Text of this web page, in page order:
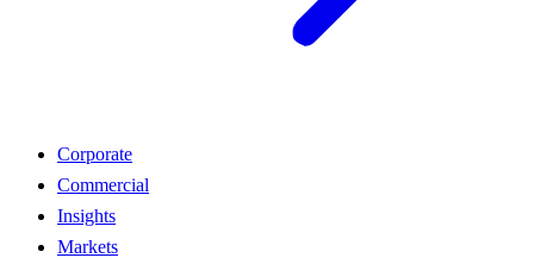
Corporate
Commercial
Insights
Markets